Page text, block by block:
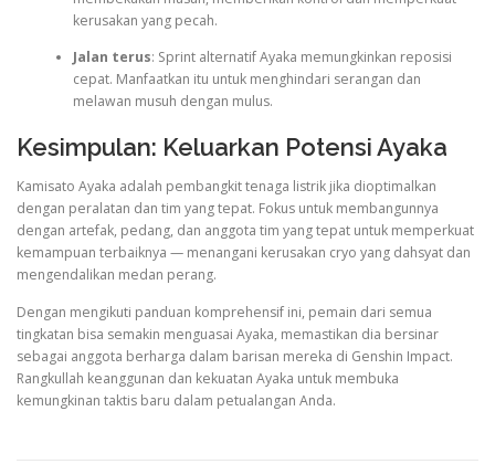
kerusakan yang pecah.
Jalan terus: Sprint alternatif Ayaka memungkinkan reposisi
cepat. Manfaatkan itu untuk menghindari serangan dan
melawan musuh dengan mulus.
Kesimpulan: Keluarkan Potensi Ayaka
Kamisato Ayaka adalah pembangkit tenaga listrik jika dioptimalkan
dengan peralatan dan tim yang tepat. Fokus untuk membangunnya
dengan artefak, pedang, dan anggota tim yang tepat untuk memperkuat
kemampuan terbaiknya — menangani kerusakan cryo yang dahsyat dan
mengendalikan medan perang.
Dengan mengikuti panduan komprehensif ini, pemain dari semua
tingkatan bisa semakin menguasai Ayaka, memastikan dia bersinar
sebagai anggota berharga dalam barisan mereka di Genshin Impact.
Rangkullah keanggunan dan kekuatan Ayaka untuk membuka
kemungkinan taktis baru dalam petualangan Anda.